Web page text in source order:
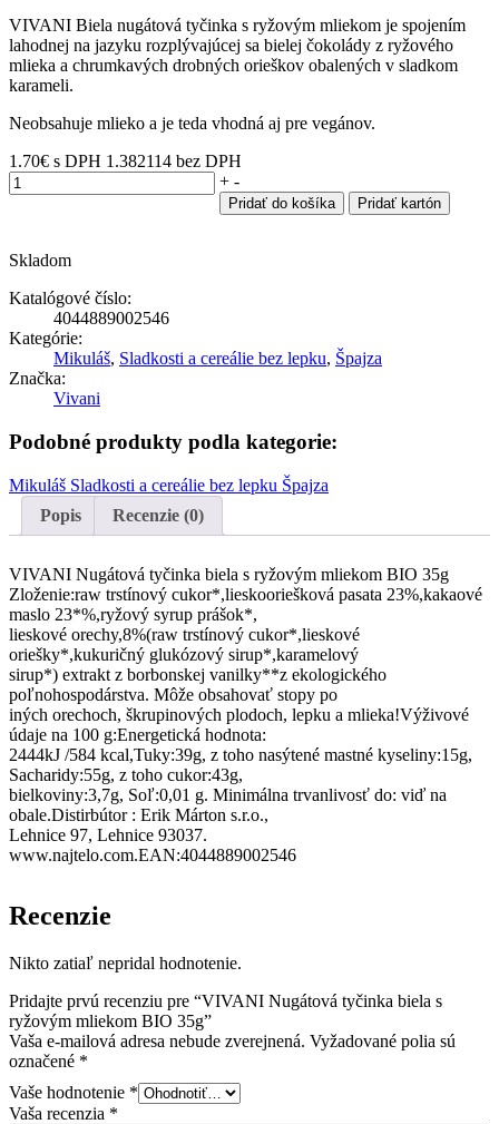
VIVANI Biela nugátová tyčinka s ryžovým mliekom je spojením
lahodnej na jazyku rozplývajúcej sa bielej čokolády z ryžového
mlieka a chrumkavých drobných orieškov obalených v sladkom
karameli.
Neobsahuje mlieko a je teda vhodná aj pre vegánov.
1.70€ s DPH 1.382114 bez DPH
množstvo
VIVANI
biela
ryžovým
mliekom
BIO
+ -
Pridať do košíka Pridať kartón
Skladom
Katalógové číslo:
4044889002546
Kategórie:
Mikuláš, Sladkosti a cereálie bez lepku, Špajza
Značka:
Vivani
Podobné produkty podla kategorie:
Mikuláš Sladkosti a cereálie bez lepku Špajza
Popis
Recenzie (0)
VIVANI Nugátová tyčinka biela s ryžovým mliekom BIO 35g
Zloženie:raw trstínový cukor*,lieskooriešková pasata 23%,kakaové
maslo 23*%,ryžový syrup prášok*,
lieskové orechy,8%(raw trstínový cukor*,lieskové
oriešky*,kukuričný glukózový sirup*,karamelový
sirup*) extrakt z borbonskej vanilky**z ekologického
poľnohospodárstva. Môže obsahovať stopy po
iných orechoch, škrupinových plodoch, lepku a mlieka!Výživové
údaje na 100 g:Energetická hodnota:
2444kJ /584 kcal,Tuky:39g, z toho nasýtené mastné kyseliny:15g,
Sacharidy:55g, z toho cukor:43g,
bielkoviny:3,7g, Soľ:0,01 g. Minimálna trvanlivosť do: viď na
obale.Distirbútor : Erik Márton s.r.o.,
Lehnice 97, Lehnice 93037.
www.najtelo.com.EAN:4044889002546
Recenzie
Nikto zatiaľ nepridal hodnotenie.
Pridajte prvú recenziu pre “VIVANI Nugátová tyčinka biela s
ryžovým mliekom BIO 35g”
Vaša e-mailová adresa nebude zverejnená. Vyžadované polia sú
označené *
Vaše hodnotenie *
Vaša recenzia *